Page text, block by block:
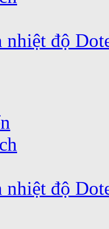
nhiệt độ
nhiệt độ